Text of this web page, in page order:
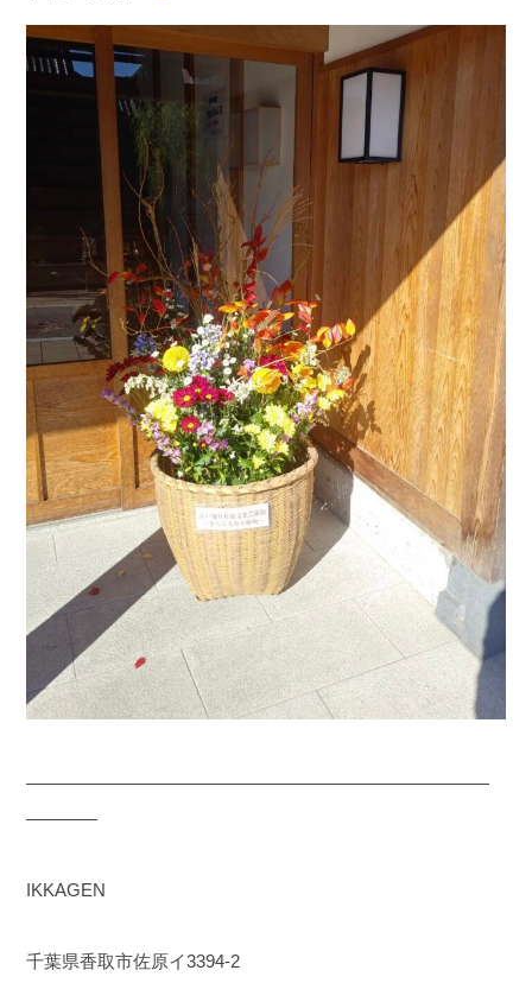
——————————————————————————
————
IKKAGEN
千葉県香取市佐原イ3394-2